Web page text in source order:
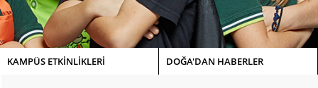
KAMPÜS ETKİNLİKLERİ DOĞA'DAN HABERLER